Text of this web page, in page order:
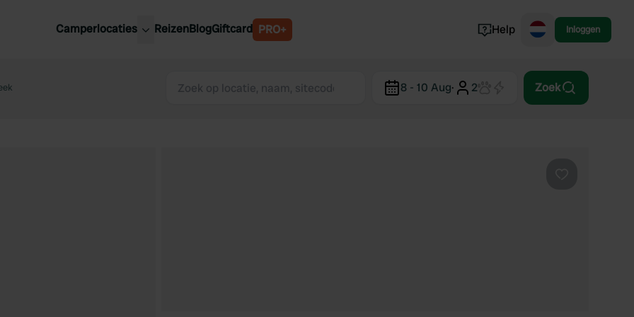
Camperlocaties
Luxemburg
Portugal
ReizenBlogGiftcard PRO+ Help Inloggen
8 - 10 Aug· 2 Zoek